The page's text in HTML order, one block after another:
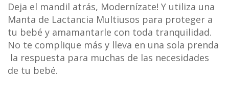
Deja el mandil atrás, Modernízate! Y utiliza una
Manta de Lactancia Multiusos para proteger a
tu bebé y amamantarle con toda tranquilidad.
No te complique más y lleva en una sola prenda
la respuesta para muchas de las necesidades
de tu bebé.